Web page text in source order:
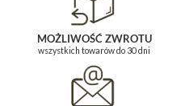
MOŻLIWOŚĆ ZWROTU
wszystkich towarów do 30 dni